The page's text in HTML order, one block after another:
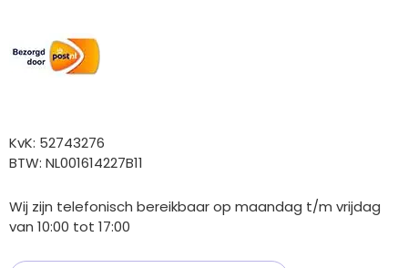
KvK: 52743276
BTW: NL001614227B11
Wij zijn telefonisch bereikbaar op maandag t/m vrijdag
van 10:00 tot 17:00